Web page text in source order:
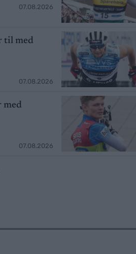
07.08.2026
til med
07.08.2026
med
07.08.2026